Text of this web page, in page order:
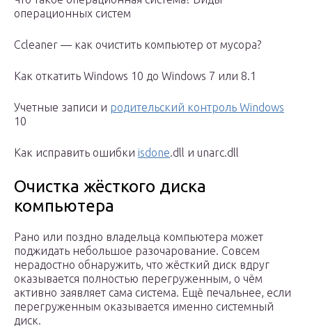
операционных систем
Ccleaner — как очистить компьютер от мусора?
Как откатить Windows 10 до Windows 7 или 8.1
Учетные записи и родительский контроль Windows
10
Как исправить ошибки isdone.dll и unarc.dll
Очистка жёсткого диска
компьютера
Рано или поздно владельца компьютера может
поджидать небольшое разочарование. Совсем
нерадостно обнаружить, что жёсткий диск вдруг
оказывается полностью перегруженным, о чём
активно заявляет сама система. Ещё печальнее, если
перегруженным оказывается именно системный
диск.